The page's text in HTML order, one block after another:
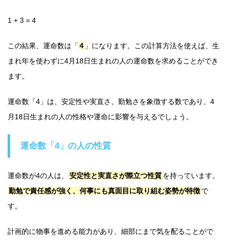
1 + 3 = 4
この結果、運命数は「 4 」になります。この計算方法を使えば、生
まれ年を使わずに4月18日生まれの人の運命数を求めることができ
ます。
運命数「4」は、安定性や実直さ、勤勉さを象徴する数であり、4
月18日生まれの人の性格や運命に影響を与えるでしょう。
運命数「4」の人の性質
運命数が4の人は、 安定性と実直さが際立つ性質を持っています。
勤勉で責任感が強く、何事にも真面目に取り組む姿勢が特徴で
す。
計画的に物事を進める能力があり、細部にまで気を配ることがで